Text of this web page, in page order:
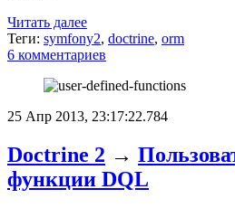
Читать далее
Теги: symfony2, doctrine, orm
6 комментариев
25 Апр 2013, 23:17:22.784
Doctrine 2 →
функции DQL